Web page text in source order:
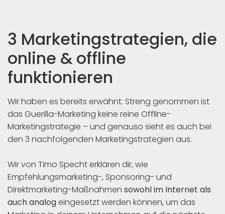
3 Marketingstrategien, die
online & offline
funktionieren
Wir haben es bereits erwähnt: Streng genommen ist
das Guerilla-Marketing keine reine Offline-
Marketingstrategie – und genauso sieht es auch bei
den 3 nachfolgenden Marketingstrategien aus.
Wir von Timo Specht erklären dir, wie
Empfehlungsmarketing-, Sponsoring- und
Direktmarketing-Maßnahmen sowohl im Internet als
auch analogeingesetzt werden können, um das